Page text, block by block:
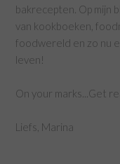
bakrecepten. Op mijn
van kookboeken,
foodwereld en zo nu
leven!
On your marks...Get
Liefs, Marina